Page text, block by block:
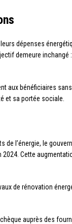
dépenses
demeure inchangé
aux bénéficiaires
et sa portée sociale.
de l’énergie, le
Cette
de rénovation
auprès des